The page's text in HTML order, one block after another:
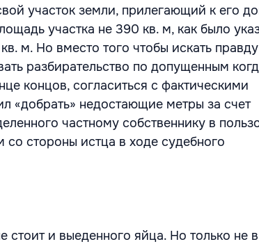
участок земли, прилегающий к его
участка не 390 кв. м, как было
м. Но вместо того чтобы искать
разбирательство по допущенным
концов, согласиться с фактическими
«добрать» недостающие метры за счет
частному собственнику в
со стороны истца в ходе судебного
стоит и выеденного яйца. Но только не